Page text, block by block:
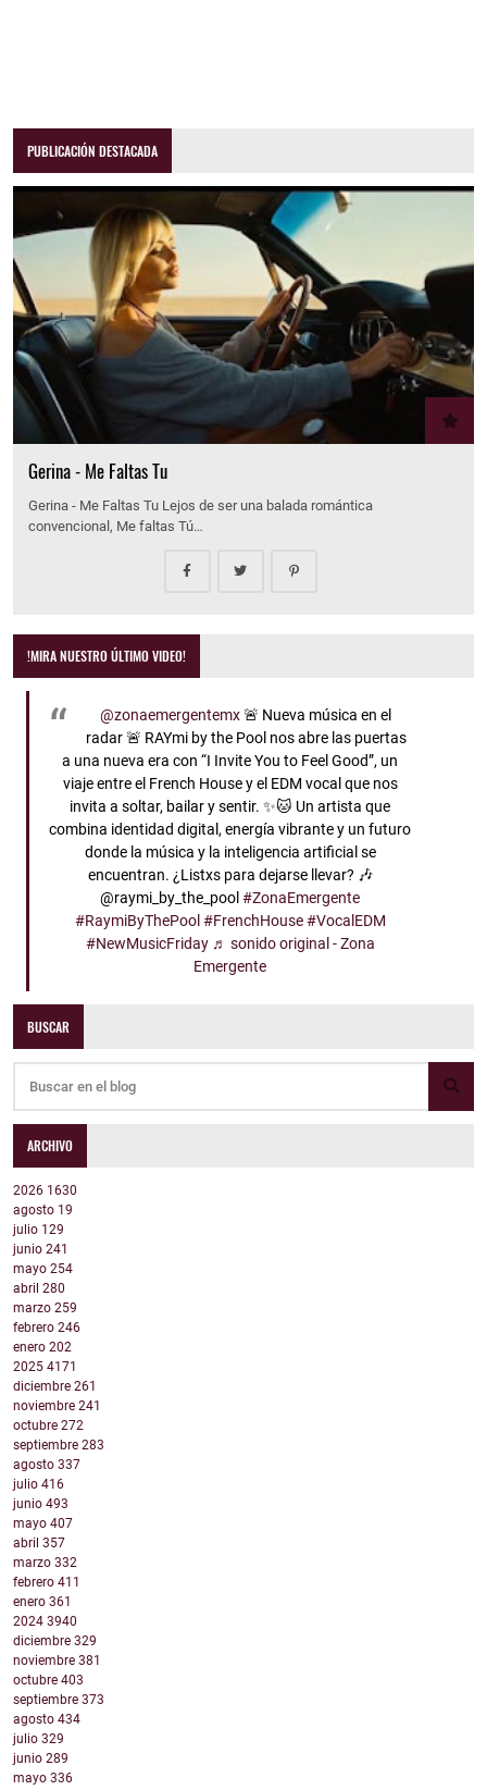
PUBLICACIÓN DESTACADA
Gerina - Me Faltas Tu
Gerina - Me Faltas Tu Lejos de ser una balada romántica
convencional, Me faltas Tú…
!MIRA NUESTRO ÚLTIMO VIDEO!
@zonaemergentemx🚨 Nueva música en el
radar 🚨 RAYmi by the Pool nos abre las puertas
a una nueva era con “I Invite You to Feel Good”, un
viaje entre el French House y el EDM vocal que nos
invita a soltar, bailar y sentir. ✨🐱 Un artista que
combina identidad digital, energía vibrante y un futuro
donde la música y la inteligencia artificial se
encuentran. ¿Listxs para dejarse llevar? 🎶
@raymi_by_the_pool#ZonaEmergente
#RaymiByThePool #FrenchHouse #VocalEDM
#NewMusicFriday ♬ sonido original - Zona
Emergente
BUSCAR
ARCHIVO
2026 1630
agosto 19
julio 129
junio 241
mayo 254
abril 280
marzo 259
febrero 246
enero 202
2025 4171
diciembre 261
noviembre 241
octubre 272
septiembre 283
agosto 337
julio 416
junio 493
mayo 407
abril 357
marzo 332
febrero 411
enero 361
2024 3940
diciembre 329
noviembre 381
octubre 403
septiembre 373
agosto 434
julio 329
junio 289
mayo 336